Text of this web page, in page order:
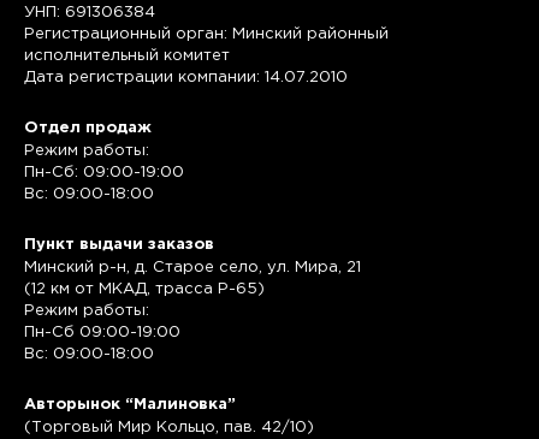
УНП: 691306384
Регистрационный орган: Минский районный
исполнительный комитет
Дата регистрации компании: 14.07.2010
Отдел продаж
Режим работы:
Пн-Сб: 09:00-19:00
Вс: 09:00-18:00
Пункт выдачи заказов
Минский р-н, д. Старое село, ул. Мира, 21
(12 км от МКАД, трасса P-65)
Режим работы:
Пн-Сб 09:00-19:00
Вс: 09:00-18:00
Авторынок “Малиновка”
(Торговый Мир Кольцо, пав. 42/10)